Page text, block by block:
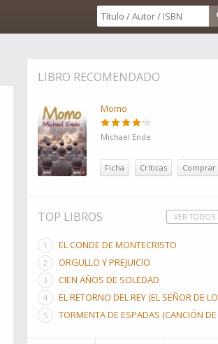
LIBRO RECOMENDADO
Momo
Michael Ende
Ficha Críticas Comprar
VER TODOS
TOP LIBROS
EL CONDE DE MONTECRISTO
ORGULLO Y PREJUICIO
CIEN AÑOS DE SOLEDAD
EL RETORNO DEL REY (EL SEÑOR DE LOS ANILLOS, #3)
TORMENTA DE ESPADAS (CANCIÓN DE HIELO Y FUEGO III)